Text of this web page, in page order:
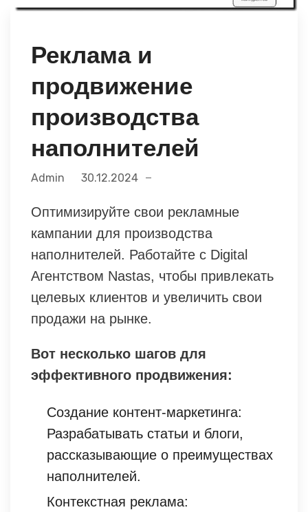
Реклама и
продвижение
производства
наполнителей
Admin 30.12.2024
Оптимизируйте свои рекламные
кампании для производства
наполнителей. Работайте с Digital
Агентством Nastas, чтобы привлекать
целевых клиентов и увеличить свои
продажи на рынке.
Вот несколько шагов для
эффективного продвижения:
Создание контент-маркетинга:
Разрабатывать статьи и блоги,
рассказывающие о преимуществах
наполнителей.
Контекстная реклама: